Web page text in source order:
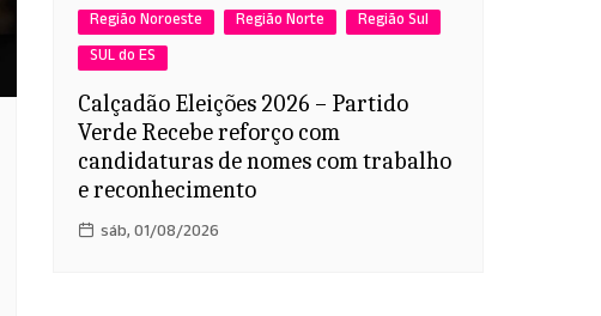
Região Noroeste
Região Norte
Região Sul
SUL do ES
Calçadão Eleições 2026 – Partido
Verde Recebe reforço com
candidaturas de nomes com trabalho
e reconhecimento
sáb, 01/08/2026